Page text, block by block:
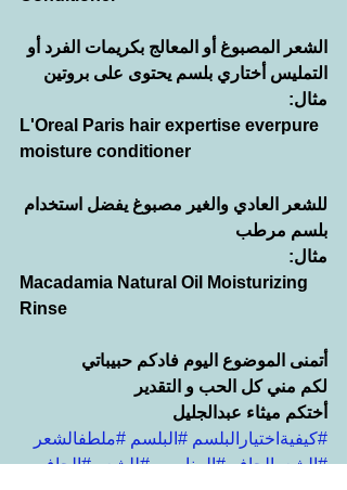
الشعر المصبوغ أو المعالج بكريمات الفرد أو
التمليس أختاري بلسم يحتوى على بروتين
مثال:
L'Oreal Paris hair expertise everpure
moisture conditioner
للشعر العادي والغير مصبوغ يفضل استخدام
بلسم مرطب
مثال:
Macadamia Natural Oil Moisturizing
Rinse
أتمنى الموضوع اليوم فادكم حبيباتي
لكم مني كل الحب و التقدير
أختكم ميثاء عبدالجليل
#كيفيةاختيارالبلسم #البلسم #ملطفالشعر
#الشعرالجاف #المناسب #للشعر #الجاف